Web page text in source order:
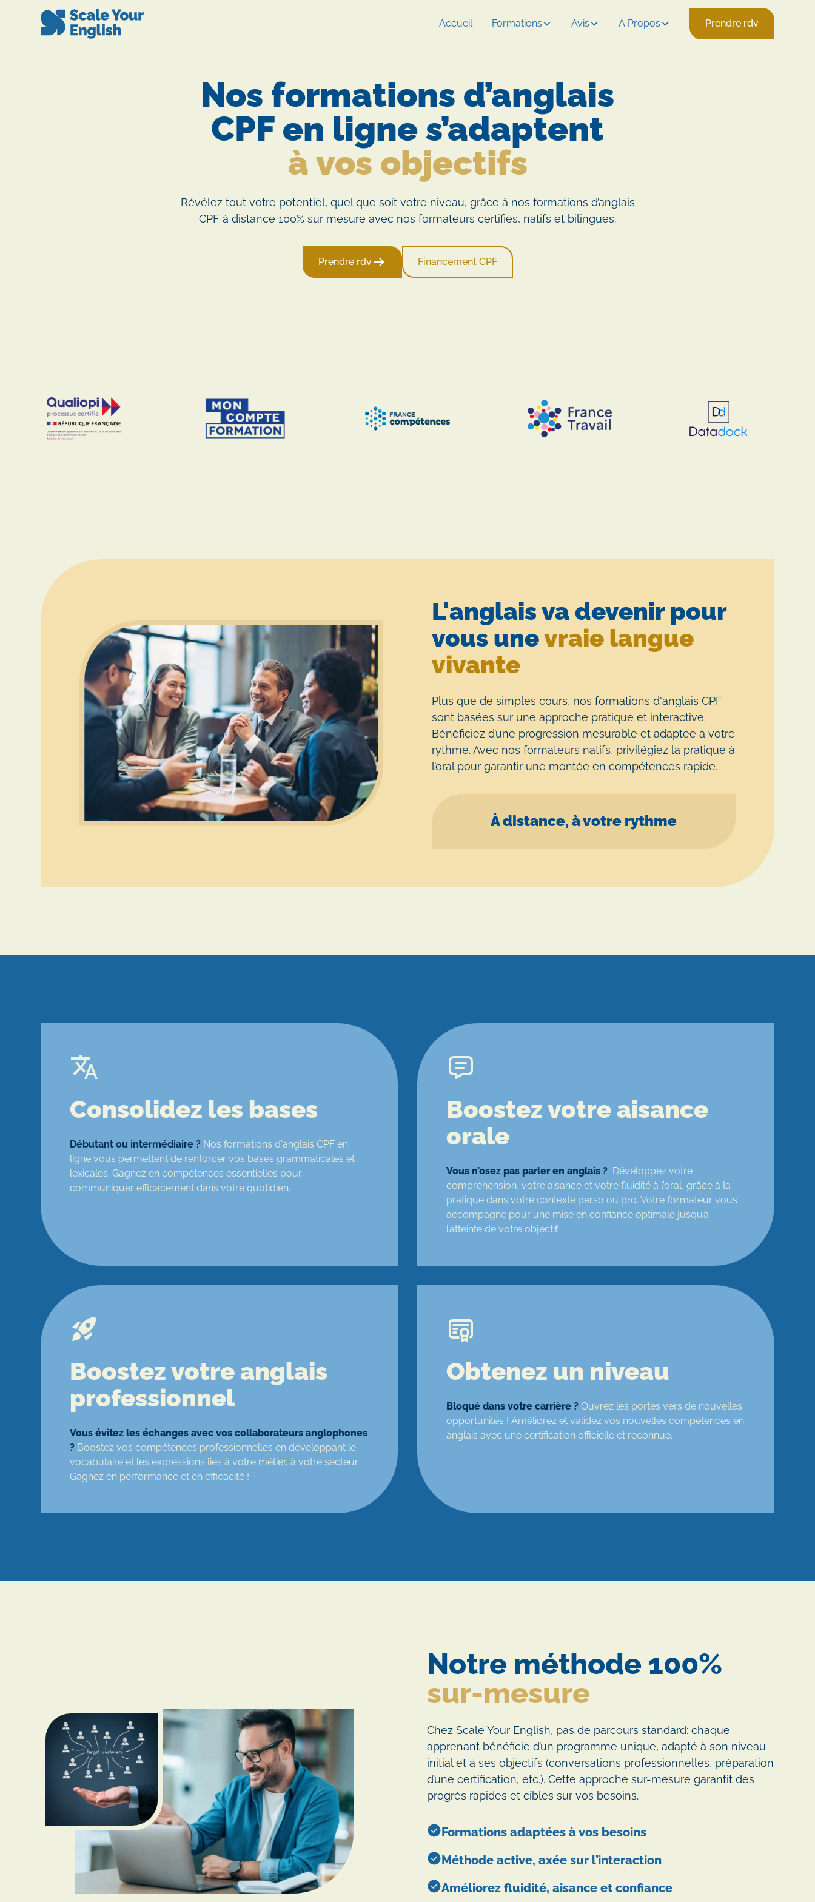
Accueil Formations Avis À Propos Prendre rdv
Nos formations d’anglais
CPF en ligne s’adaptent
à vos objectifs
Révélez tout votre potentiel, quel que soit votre niveau, grâce à nos formations d’anglais
CPF à distance 100% sur mesure avec nos formateurs certifiés, natifs et bilingues.
Prendre rdv Financement CPF
L'anglais va devenir pour
vous unevraie langue
vivante
Plus que de simples cours, nos formations d'anglais CPF
sont basées sur une approche pratique et interactive.
Bénéficiez d’une progression mesurable et adaptée à votre
rythme. Avec nos formateurs natifs, privilégiez la pratique à
l’oral pour garantir une montée en compétences rapide.
À distance, à votre rythme
Consolidez les bases
Débutant ou intermédiaire ? Nos formations d'anglais CPF en
ligne vous permettent de renforcer vos bases grammaticales et
lexicales. Gagnez en compétences essentielles pour
communiquer efficacement dans votre quotidien.
Boostez votre aisance
orale
Vous n’osez pas parler en anglais ? Développez votre
compréhension, votre aisance et votre fluidité à l’oral, grâce à la
pratique dans votre contexte perso ou pro. Votre formateur vous
accompagne pour une mise en confiance optimale jusqu’à
l’atteinte de votre objectif.
Boostez votre anglais
professionnel
Vous évitez les échanges avec vos collaborateurs anglophones
? Boostez vos compétences professionnelles en développant le
vocabulaire et les expressions liés à votre métier, à votre secteur.
Gagnez en performance et en efficacité !
Obtenez un niveau
Bloqué dans votre carrière ? Ouvrez les portes vers de nouvelles
opportunités ! Améliorez et validez vos nouvelles compétences en
anglais avec une certification officielle et reconnue.
Notre méthode 100%
sur-mesure
Chez Scale Your English, pas de parcours standard: chaque
apprenant bénéficie d’un programme unique, adapté à son niveau
initial et à ses objectifs (conversations professionnelles, préparation
d’une certification, etc.). Cette approche sur-mesure garantit des
progrès rapides et ciblés sur vos besoins.
Formations adaptées à vos besoins
Méthode active, axée sur l’interaction
Améliorez fluidité, aisance et confiance